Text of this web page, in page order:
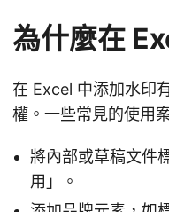
為什麼在
在 Excel 中添加水印
權。一些常見的使用
將內部或草稿文件
用」。